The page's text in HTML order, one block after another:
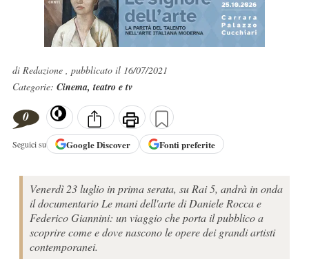
di Redazione , pubblicato il 16/07/2021
Categorie: Cinema, teatro e tv
0
Seguici su GoogleDiscover Fonti preferite
Venerdì 23 luglio in prima serata, su Rai 5, andrà in onda
il documentario Le mani dell'arte di Daniele Rocca e
Federico Giannini: un viaggio che porta il pubblico a
scoprire come e dove nascono le opere dei grandi artisti
contemporanei.